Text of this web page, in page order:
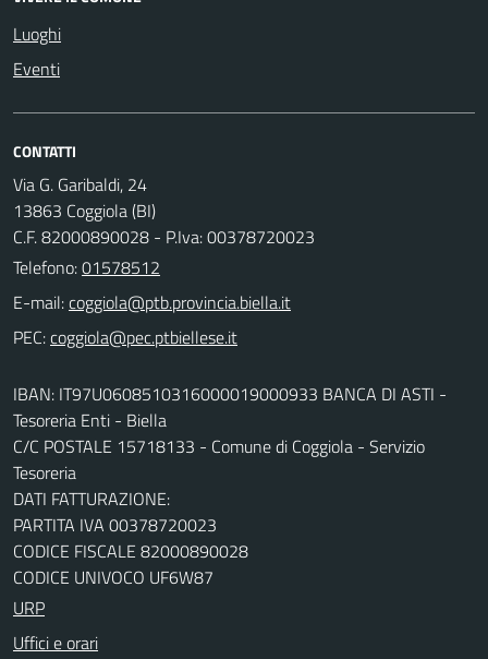
Luoghi
Eventi
CONTATTI
Via G. Garibaldi, 24
13863 Coggiola (BI)
C.F. 82000890028 - P.Iva: 00378720023
Telefono:01578512
E-mail:
PEC:
IBAN: IT97U0608510316000019000933 BANCA DI ASTI -
Tesoreria Enti - Biella
C/C POSTALE 15718133 - Comune di Coggiola - Servizio
Tesoreria
DATI FATTURAZIONE:
PARTITA IVA 00378720023
CODICE FISCALE 82000890028
CODICE UNIVOCO UF6W87
URP
Uffici e orari